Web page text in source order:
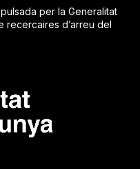
per la Generalitat
recercaires d’arreu del